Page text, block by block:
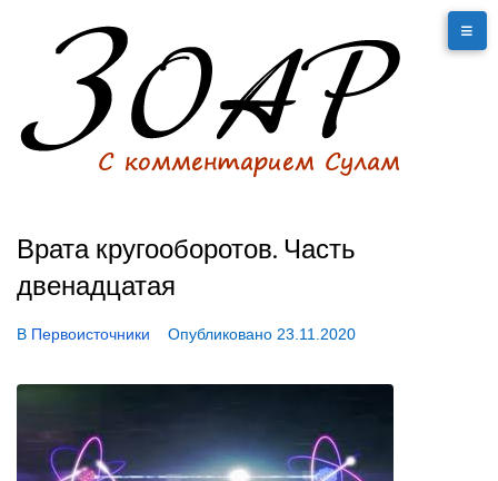
Врата кругооборотов. Часть
двенадцатая
В Первоисточники Опубликовано 23.11.2020